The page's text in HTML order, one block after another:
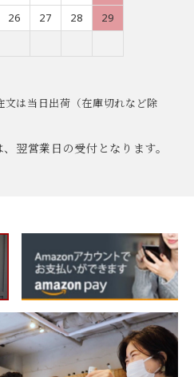
26 27 28
29
文は当日出荷（在庫切れなど除
翌営業日の受付となります。